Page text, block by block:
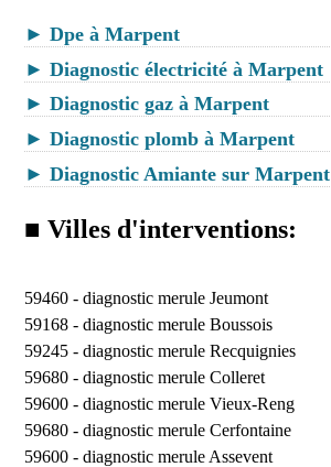
► Dpe à Marpent
► Diagnostic électricité à Marpent
► Diagnostic gaz à Marpent
► Diagnostic plomb à Marpent
► Diagnostic Amiante sur Marpent
■ Villes d'interventions:
59460 - diagnostic merule Jeumont
59168 - diagnostic merule Boussois
59245 - diagnostic merule Recquignies
59680 - diagnostic merule Colleret
59600 - diagnostic merule Vieux-Reng
59680 - diagnostic merule Cerfontaine
59600 - diagnostic merule Assevent